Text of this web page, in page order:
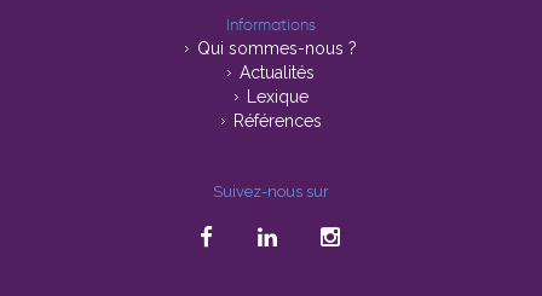
Informations
Qui sommes-nous ?
Actualités
Lexique
Références
Suivez-nous sur